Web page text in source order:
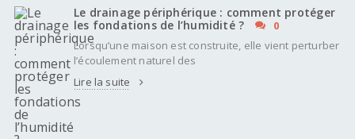
Le drainage périphérique : comment protéger
les fondations de l’humidité ?
0
Lorsqu’une maison est construite, elle vient perturber
l’écoulement naturel des
Lire la suite